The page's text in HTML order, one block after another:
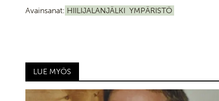
Avainsanat: HIILIJALANJÄLKI YMPÄRISTÖ
LUE MYÖS